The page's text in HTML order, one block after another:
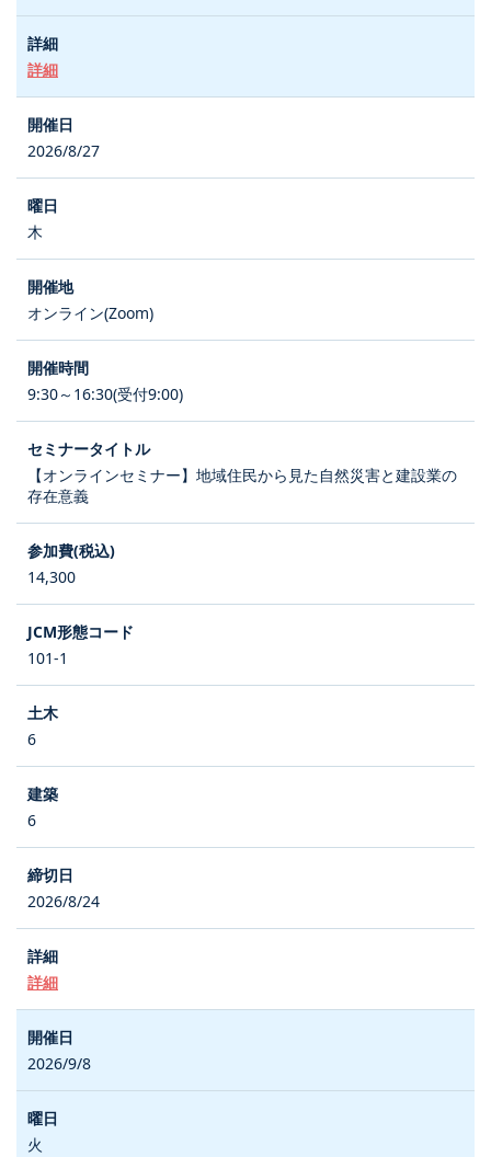
詳細
2026/8/27
木
オンライン(Zoom)
9:30～16:30(受付9:00)
【オンラインセミナー】地域住民から見た自然災害と建設業の
存在意義
14,300
101-1
6
6
2026/8/24
詳細
2026/9/8
火